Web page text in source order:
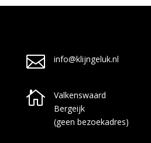
 info@klijngeluk.nl

Valkenswaard
Bergeijk
(geen bezoekadres)